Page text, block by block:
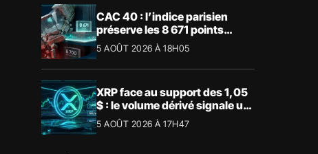
CAC 40 : l’indice parisien
préserve les 8 671 points
malgré le recul du luxe
5 AOÛT 2026 À 18H05
XRP face au support des 1,05
$ : le volume dérivé signale un
risque de volatilité
5 AOÛT 2026 À 17H47